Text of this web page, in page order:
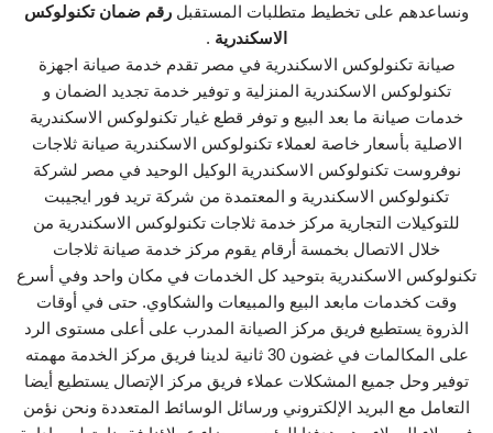
ونساعدهم على تخطيط متطلبات المستقبل رقم ضمان تكنولوكس
الاسكندرية .
صيانة تكنولوكس الاسكندرية في مصر تقدم خدمة صيانة اجهزة
تكنولوكس الاسكندرية المنزلية و توفير خدمة تجديد الضمان و
خدمات صيانة ما بعد البيع و توفر قطع غيار تكنولوكس الاسكندرية
الاصلية بأسعار خاصة لعملاء تكنولوكس الاسكندرية صيانة ثلاجات
نوفروست تكنولوكس الاسكندرية الوكيل الوحيد في مصر لشركة
تكنولوكس الاسكندرية و المعتمدة من شركة تريد فور ايجيبت
للتوكيلات التجارية مركز خدمة ثلاجات تكنولوكس الاسكندرية من
خلال الاتصال بخمسة أرقام يقوم مركز خدمة صيانة ثلاجات
تكنولوكس الاسكندرية بتوحيد كل الخدمات في مكان واحد وفي أسرع
وقت كخدمات مابعد البيع والمبيعات والشكاوي. حتى في أوقات
الذروة يستطيع فريق مركز الصيانة المدرب على أعلى مستوى الرد
على المكالمات في غضون 30 ثانية لدينا فريق مركز الخدمة مهمته
توفير وحل جميع المشكلات عملاء فريق مركز الإتصال يستطيع أيضا
التعامل مع البريد الإلكتروني ورسائل الوسائط المتعددة ونحن نؤمن